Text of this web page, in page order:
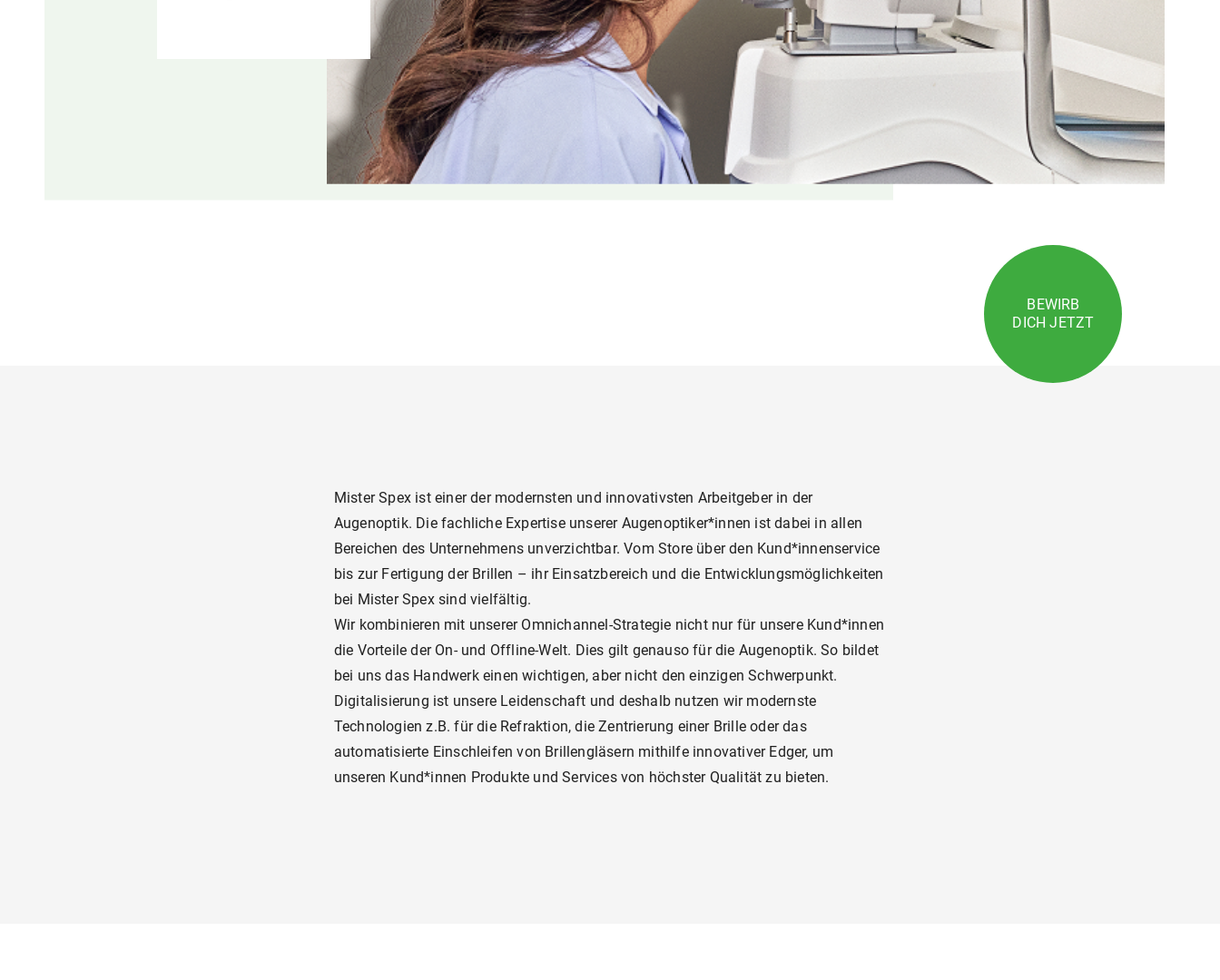
BEWIRB
DICH JETZT
Mister Spex ist einer der modernsten und innovativsten Arbeitgeber in der
Augenoptik. Die fachliche Expertise unserer Augenoptiker*innen ist dabei in allen
Bereichen des Unternehmens unverzichtbar. Vom Store über den Kund*innenservice
bis zur Fertigung der Brillen – ihr Einsatzbereich und die Entwicklungsmöglichkeiten
bei Mister Spex sind vielfältig.
Wir kombinieren mit unserer Omnichannel-Strategie nicht nur für unsere Kund*innen
die Vorteile der On- und Offline-Welt. Dies gilt genauso für die Augenoptik. So bildet
bei uns das Handwerk einen wichtigen, aber nicht den einzigen Schwerpunkt.
Digitalisierung ist unsere Leidenschaft und deshalb nutzen wir modernste
Technologien z.B. für die Refraktion, die Zentrierung einer Brille oder das
automatisierte Einschleifen von Brillengläsern mithilfe innovativer Edger, um
unseren Kund*innen Produkte und Services von höchster Qualität zu bieten.